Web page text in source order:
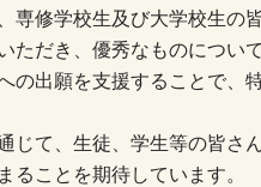
専修学校生及び大学校生の
ただき、優秀なものについ
の出願を支援することで、
じて、生徒、学生等の皆さ
ることを期待しています。